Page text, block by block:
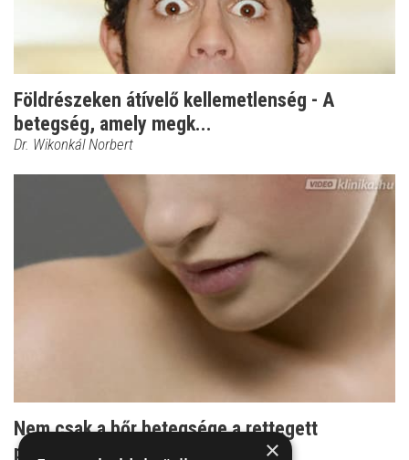
Földrészeken átívelő kellemetlenség - A
betegség, amely megk...
Dr. Wikonkál Norbert
Nem csak a bőr betegsége a rettegett
pikkelysömör
×